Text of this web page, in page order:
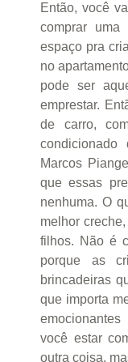
Então, você
comprar
espaço pra
no
pode ser
emprestar.
de carro,
Marcos
que essas
nenhuma. O
melhor
filhos. Não é
porque as
brincadeiras
que importa
você estar
outra coisa,